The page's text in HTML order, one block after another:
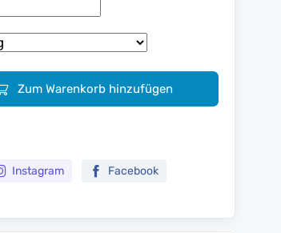
Zum Warenkorb hinzufügen
Instagram Facebook